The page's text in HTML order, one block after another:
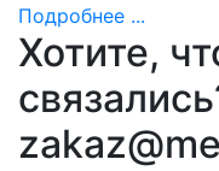
Подробнее ...
Хотите,